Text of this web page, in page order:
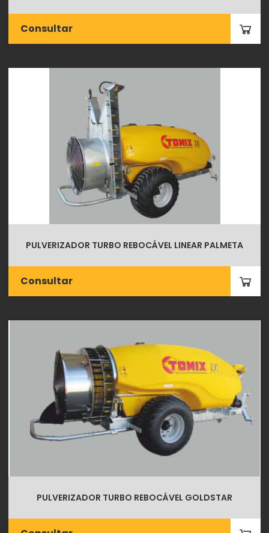
Consultar
PULVERIZADOR TURBO REBOCÁVEL LINEAR PALMETA
Consultar
PULVERIZADOR TURBO REBOCÁVEL GOLDSTAR